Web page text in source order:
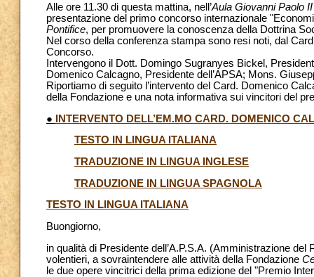
Alle ore 11.30 di questa mattina, nell’Aula Giovanni Paolo II
presentazione del primo concorso internazionale
Pontifice, per promuovere la conoscenza della Dottrina
Nel corso della conferenza stampa sono resi noti, dal
Concorso.
Intervengono il Dott. Domingo Sugranyes Bickel,
Domenico Calcagno, Presidente dell’APSA; Mons.
Riportiamo di seguito l’intervento del Card. Domenico
della Fondazione e una nota informativa sui vincitori del
● INTERVENTO DELL’EM.MO CARD. DOMENICO
TESTO IN LINGUA ITALIANA
TRADUZIONE IN LINGUA INGLESE
TRADUZIONE IN LINGUA SPAGNOLA
TESTO IN LINGUA ITALIANA
Buongiorno,
in qualità di Presidente dell’A.P.S.A. (Amministrazione
volentieri, a sovraintendere alle attività della Fondazione
le due opere vincitrici della prima edizione del "Premio